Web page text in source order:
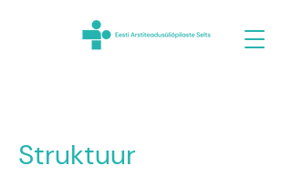
Struktuur